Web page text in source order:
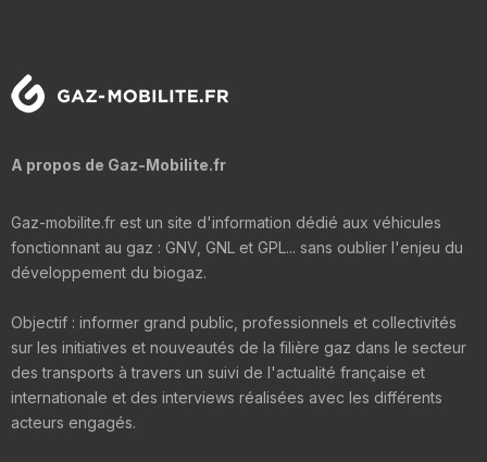
A propos de Gaz-Mobilite.fr
Gaz-mobilite.fr est un site d'information dédié aux véhicules
fonctionnant au gaz : GNV, GNL et GPL... sans oublier l'enjeu du
développement du biogaz.
Objectif : informer grand public, professionnels et collectivités
sur les initiatives et nouveautés de la filière gaz dans le secteur
des transports à travers un suivi de l'actualité française et
internationale et des interviews réalisées avec les différents
acteurs engagés.